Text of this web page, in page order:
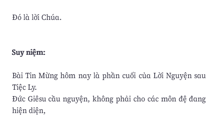
Ðó là lời Chúa.
Suy niệm:
Bài Tin Mừng hôm nay là phần cuối của Lời Nguyện sau
Tiệc Ly.
Đức Giêsu cầu nguyện, không phải cho các môn đệ đang
hiện diện,